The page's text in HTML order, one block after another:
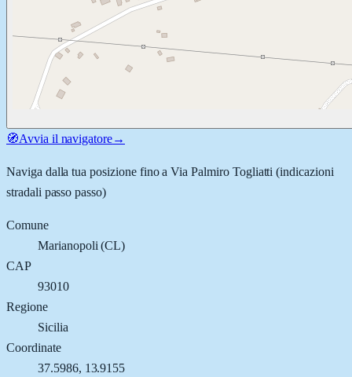
🧭Avvia il navigatore→
Naviga dalla tua posizione fino aVia Palmiro Togliatti (indicazioni
stradali passo passo)
Comune
Marianopoli (CL)
CAP
93010
Regione
Sicilia
Coordinate
37.5986, 13.9155